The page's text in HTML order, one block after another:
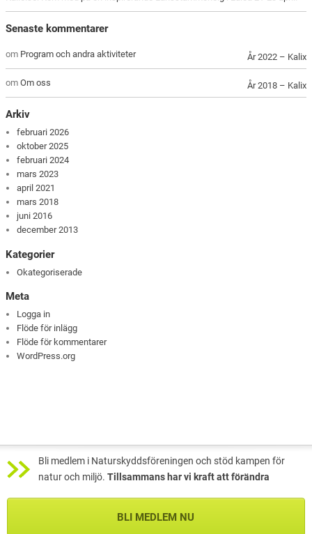
Senaste kommentarer
År 2022 – Kalix
om Program och andra aktiviteter
År 2018 – Kalix
omOm oss
Arkiv
februari 2026
oktober 2025
februari 2024
mars 2023
april 2021
mars 2018
juni 2016
december 2013
Kategorier
Okategoriserade
Meta
Logga in
Flöde för inlägg
Flöde för kommentarer
WordPress.org
Bli medlem i Naturskyddsföreningen och stöd kampen för
natur och miljö. Tillsammans har vi kraft att förändra
BLI MEDLEM NU